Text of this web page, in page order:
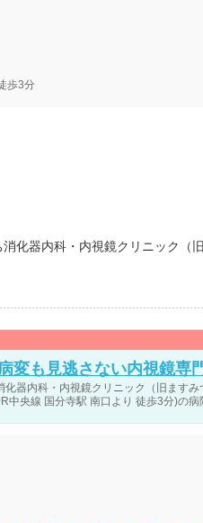
歩3分
化器内科・内視鏡クリニック（
変も見逃さない内視鏡専
化器内科・内視鏡クリニック（旧ます
中央線 国分寺駅 南口より 徒歩3分)の病